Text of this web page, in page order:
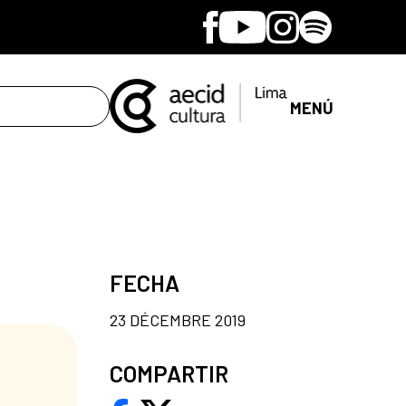
Facebook
YoutubeInstagram
Spotify
MENÚ
FECHA
23 DÉCEMBRE 2019
COMPARTIR